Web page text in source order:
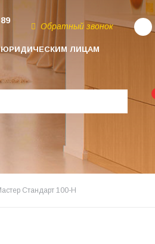
ЮРИДИЧЕСКИМ ЛИЦАМ
Обратный звонок
Стандарт 100-Н